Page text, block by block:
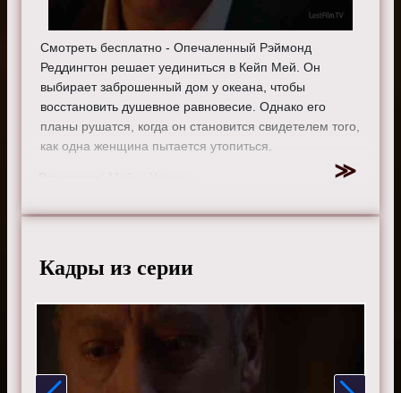
Смотреть бесплатно - Опечаленный Рэймонд
Реддингтон решает уединиться в Кейп Мей. Он
выбирает заброшенный дом у океана, чтобы
восстановить душевное равновесие. Однако его
планы рушатся, когда он становится свидетелем того,
как одна женщина пытается утопиться.
Клаттенхофф, Райан Эгголд, Парминдер Награ и Гарри
Смотрите онлайн 3 сезон 19 серию «
планшете, пк или телевизоре на сайте the-blacklist-
Кадры из серии